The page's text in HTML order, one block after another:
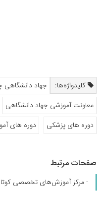
کلیدواژه‌ها:
جهاد دانشگاهی
معاونت آموزشی جهاد دانشگاهی
دوره های پزشکی
دوره های
صفحات مرتبط
- مرکز آموزش‌های تخصصی